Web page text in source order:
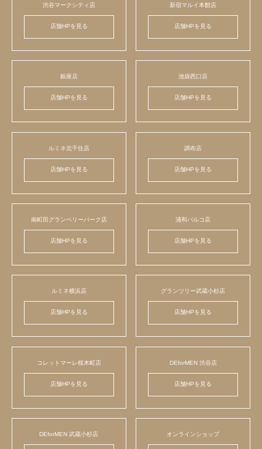
渋谷マークシティ店
店舗HPを見る
新宿マルイ本館店
店舗HPを見る
銀座店
店舗HPを見る
池袋西口店
店舗HPを見る
ルミネ北千住店
店舗HPを見る
調布店
店舗HPを見る
南町田グランベリーパーク店
店舗HPを見る
浦和パルコ店
店舗HPを見る
ルミネ横浜店
店舗HPを見る
グランツリー武蔵小杉店
店舗HPを見る
コレットマーレ桜木町店
店舗HPを見る
DEforMEN 渋谷店
店舗HPを見る
DEforMEN 武蔵小杉店 オンラインショップ